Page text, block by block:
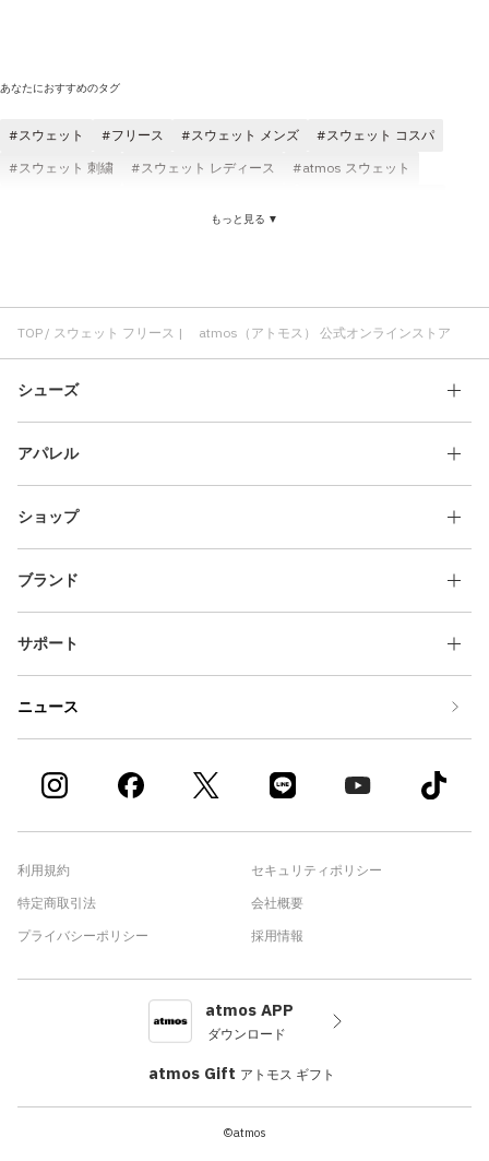
あなたにおすすめのタグ
スウェット フリース スウェット メンズ
スウェット コスパ
スウェット 刺繍
スウェット レディース
atmos スウェット
フリース オーバーサイズ
フリース スウェットシャツ フリース ブーツ
もっと見る ▼
TOP スウェット フリース | atmos（アトモス） 公式オンラインストア
シューズ
アパレル
ショップ
ブランド
サポート
ニュース
利用規約
特定商取引法
プライバシーポリシー
セキュリティポリシー
会社概要
採用情報
atmos APP
ダウンロード
atmos Gift アトモス ギフト
©atmos